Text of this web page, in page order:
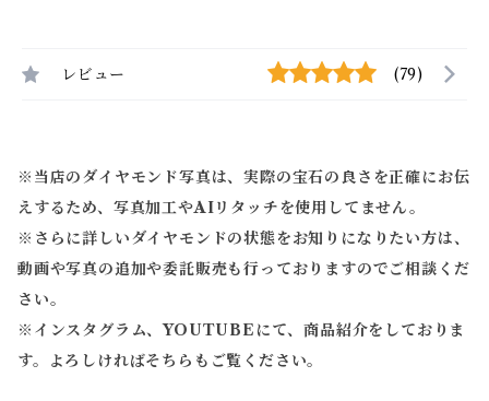
レビュー (79)
※当店のダイヤモンド写真は、実際の宝石の良さを正確にお伝
えするため、写真加工やAIリタッチを使用してません。
※ さらに詳しいダイヤモンドの状態をお知りになりたい方は、
動画や写真の追加や委託販売も行っておりますのでご相談くだ
さい。
※ インスタグラム、YOUTUBEにて、商品紹介をしておりま
す。よろしければそちらもご覧ください。